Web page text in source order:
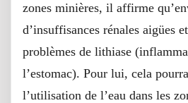
zones minières, il affirme
d’insuffisances rénales aigües
problèmes de lithiase
l’estomac). Pour lui, cela
l’utilisation de l’eau dans les